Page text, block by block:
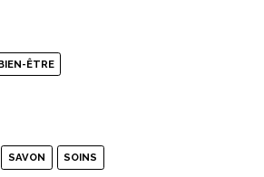
ÊTRE
SAVON SOINS